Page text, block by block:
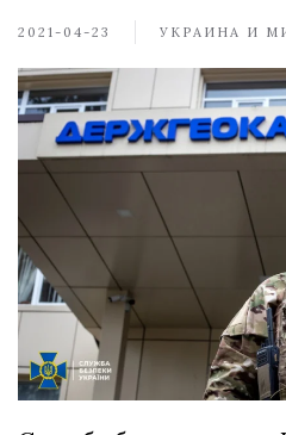
2021-04-23 УКРАИНА И